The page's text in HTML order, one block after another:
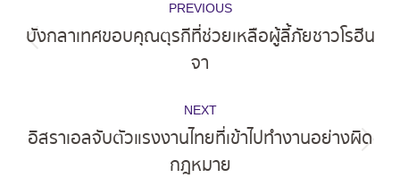
navigation
PREVIOUS
post:
บังกลาเทศขอบคุณตุรกีที่ช่วยเหลือผู้ลี้ภัยชาวโรฮีน
จา
NEXT
post:
อิสราเอลจับตัวแรงงานไทยที่เข้าไปทำงานอย่างผิด
กฎหมาย